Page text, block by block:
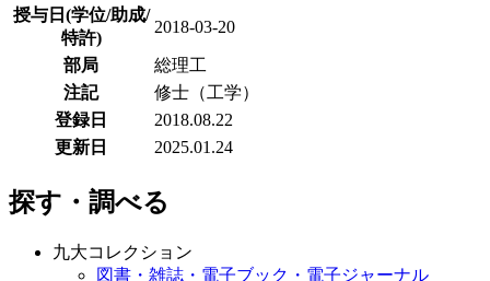
授与日(学位/助成/
特許)
2018-03-20
部局
総理工
注記
修士（工学）
登録日
2018.08.22
更新日
2025.01.24
探す・調べる
九大コレクション
図書・雑誌・電子ブック・電子ジャーナル